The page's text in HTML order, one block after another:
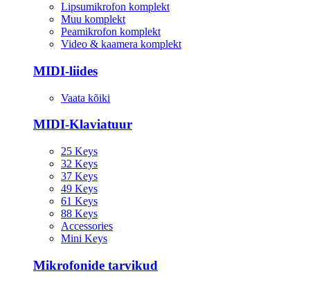
Lipsumikrofon komplekt
Muu komplekt
Peamikrofon komplekt
Video & kaamera komplekt
MIDI-liides
Vaata kõiki
MIDI-Klaviatuur
25 Keys
32 Keys
37 Keys
49 Keys
61 Keys
88 Keys
Accessories
Mini Keys
Mikrofonide tarvikud